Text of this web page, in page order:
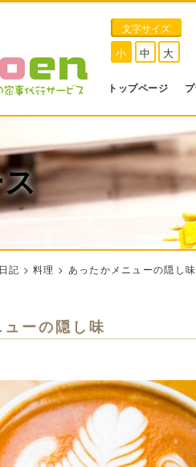
文字サイズ
小 中 大
トップページ
記 >料理 > あったかメニューの隠し味
ーの隠し味